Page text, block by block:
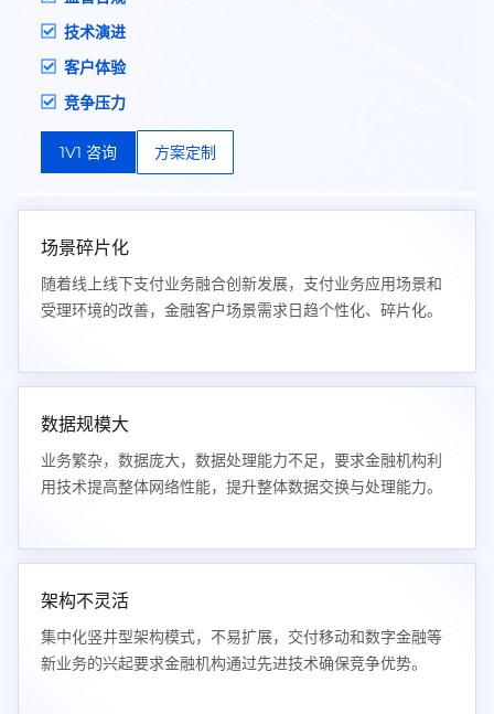
技术演进
客户体验
竞争压力
1V1 咨询 方案定制
场景碎片化
随着线上线下支付业务融合创新发展，支付业务应用场景和
受理环境的改善，金融客户场景需求日趋个性化、碎片化。
数据规模大
业务繁杂，数据庞大，数据处理能力不足，要求金融机构利
用技术提高整体网络性能，提升整体数据交换与处理能力。
架构不灵活
集中化竖井型架构模式，不易扩展，交付移动和数字金融等
新业务的兴起要求金融机构通过先进技术确保竞争优势。